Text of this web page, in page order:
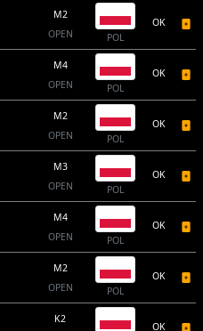
M2
OPEN
POL
OK
M4
OPEN
POL
OK
M2
OPEN
POL
OK
M3
OPEN
POL
OK
M4
OPEN
POL
OK
M2
OPEN
POL
OK
K2
OK